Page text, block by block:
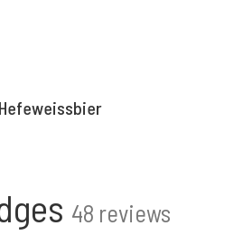
48 reviews